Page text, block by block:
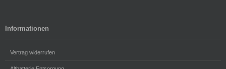
Informationen
Vertrag widerrufen